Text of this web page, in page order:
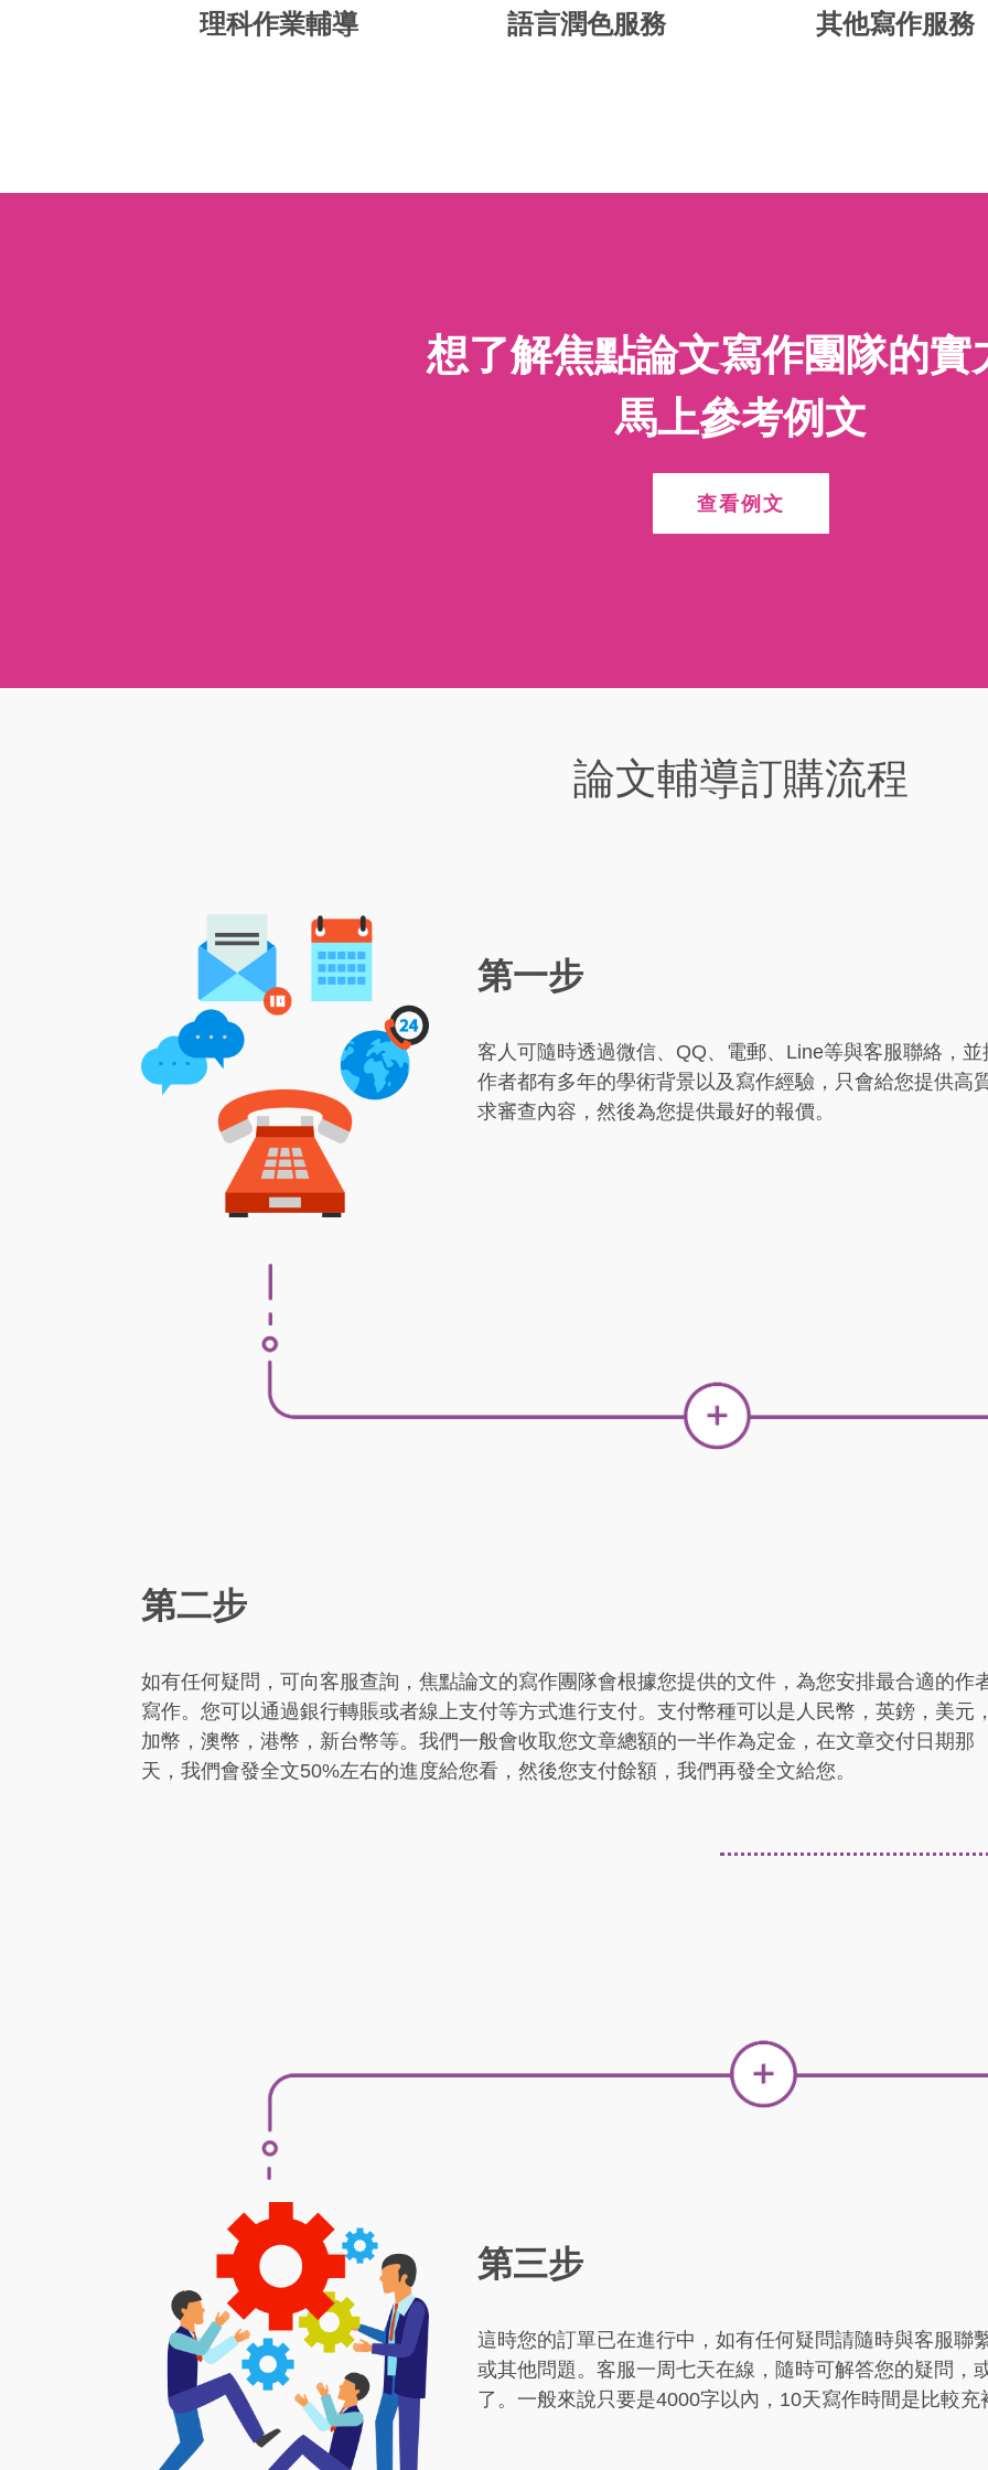
理科作業輔導 語言潤色服務 其他寫作服務
想了解焦點論文寫作團隊的實
馬上參考例文
查看例文
論文輔導訂購流程
第一步
客人可隨時透過微信、QQ、電郵、Line等與客服聯絡，
作者都有多年的學術背景以及寫作經驗，只會給您提供高
求審查內容，然後為您提供最好的報價。
第二步
如有任何疑問，可向客服查詢，焦點論文的寫作團隊會根據您提供的文件，為您安排最合適的作
寫作。您可以通過銀行轉賬或者線上支付等方式進行支付。支付幣種可以是人民幣，英鎊，美元
加幣，澳幣，港幣，新台幣等。我們一般會收取您文章總額的一半作為定金，在文章交付日期那
天，我們會發全文50%左右的進度給您看，然後您支付餘額，我們再發全文給您。
第三步
這時您的訂單已在進行中，如有任何疑問請隨時與客服聯
或其他問題。客服一周七天在線，隨時可解答您的疑問，
了。一般來說只要是4000字以內，10天寫作時間是比較充